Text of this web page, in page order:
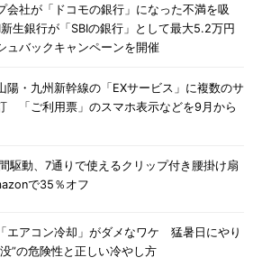
会社が「ドコモの銀行」になった不満を吸
生銀行が「SBIの銀行」として最大5.2万円
ュバックキャンペーンを開催
陽・九州新幹線の「EXサービス」に複数のサ
「ご利用票」のスマホ表示などを9月から
駆動、7通りで使えるクリップ付き腰掛け扇
で35％オフ
エアコン冷却」がダメなワケ 猛暑日にやり
”の危険性と正しい冷やし方